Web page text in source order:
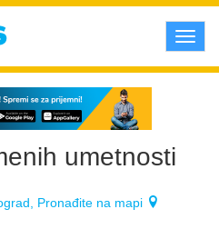
umetnosti
Pronađite na mapi